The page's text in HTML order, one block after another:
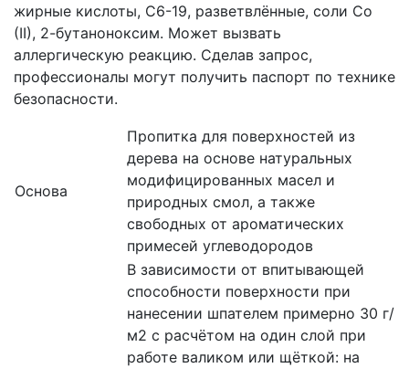
жирные кислоты, С6-19, разветвлённые, соли Co
(II), 2-бутаноноксим. Может вызвать
аллергическую реакцию. Сделав запрос,
профессионалы могут получить паспорт по технике
безопасности.
Основа
Пропитка для поверхностей из
дерева на основе натуральных
модифицированных масел и
природных смол, а также
свободных от ароматических
примесей углеводородов
В зависимости от впитывающей
способности поверхности при
нанесении шпателем примерно 30 г/
м2 с расчётом на один слой при
работе валиком или щёткой: на